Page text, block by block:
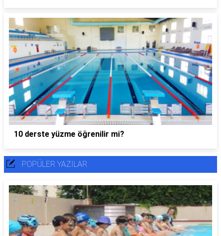
10 derste yüzme öğrenilir mi?
POPÜLER YAZILAR